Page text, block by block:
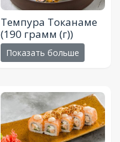
Темпура Токанаме
(190 грамм (г))
Показать больше